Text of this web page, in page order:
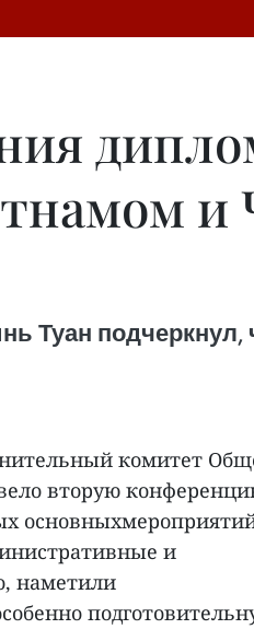
и
Туан подчеркнул,
комитет
вторую
и
наметили